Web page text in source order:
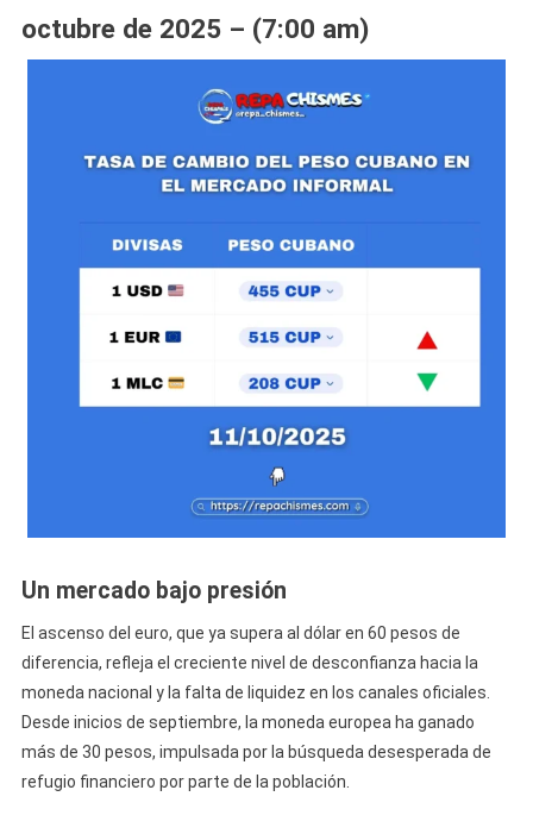
octubre de 2025 – (7:00 am)
Un mercado bajo presión
El ascenso del euro, que ya supera al dólar en 60 pesos de
diferencia, refleja el creciente nivel de desconfianza hacia la
moneda nacional y la falta de liquidez en los canales oficiales.
Desde inicios de septiembre, la moneda europea ha ganado
más de 30 pesos, impulsada por la búsqueda desesperada de
refugio financiero por parte de la población.